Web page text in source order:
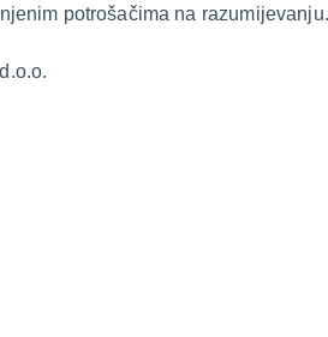
potrošačima na razumijevanju.